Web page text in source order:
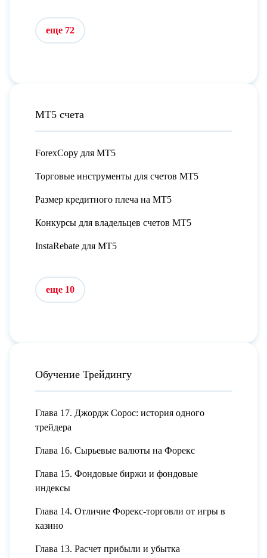
еще 72
МТ5 счета
ForexCopy для МТ5
Торговые инструменты для счетов МТ5
Размер кредитного плеча на МТ5
Конкурсы для владельцев счетов МТ5
InstaRebate для МТ5
еще 10
Обучение Трейдингу
Глава 17. Джордж Сорос: история одного
трейдера
Глава 16. Сырьевые валюты на Форекс
Глава 15. Фондовые биржи и фондовые
индексы
Глава 14. Отличие Форекс-торговли от игры в
казино
Глава 13. Расчет прибыли и убытка